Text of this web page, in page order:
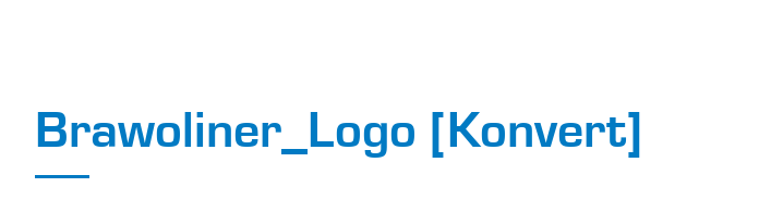
Brawoliner_Logo [Konvert]